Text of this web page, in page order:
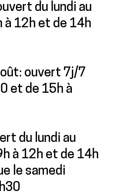
du lundi au
à 12h et de 14h
ouvert 7j/7
et de 15h à
du lundi au
à 12h et de 14h
le samedi